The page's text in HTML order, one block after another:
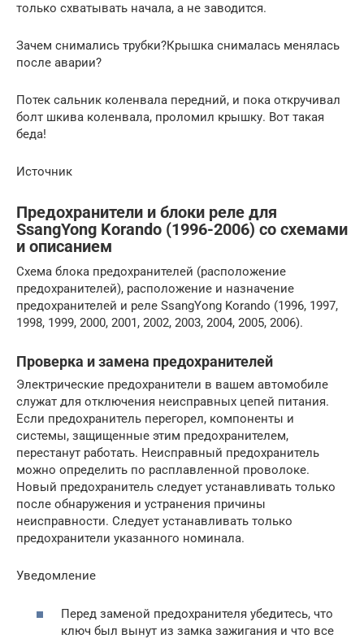
только схватывать начала, а не заводится.
Зачем снимались трубки?Крышка снималась менялась
после аварии?
Потек сальник коленвала передний, и пока откручивал
болт шкива коленвала, проломил крышку. Вот такая
беда!
Источник
Предохранители и блоки реле для
SsangYong Korando (1996-2006) со схемами
и описанием
Схема блока предохранителей (расположение
предохранителей), расположение и назначение
предохранителей и реле SsangYong Korando (1996, 1997,
1998, 1999, 2000, 2001, 2002, 2003, 2004, 2005, 2006).
Проверка и замена предохранителей
Электрические предохранители в вашем автомобиле
служат для отключения неисправных цепей питания.
Если предохранитель перегорел, компоненты и
системы, защищенные этим предохранителем,
перестанут работать. Неисправный предохранитель
можно определить по расплавленной проволоке.
Новый предохранитель следует устанавливать только
после обнаружения и устранения причины
неисправности. Следует устанавливать только
предохранители указанного номинала.
Уведомление
Перед заменой предохранителя убедитесь, что
ключ был вынут из замка зажигания и что все